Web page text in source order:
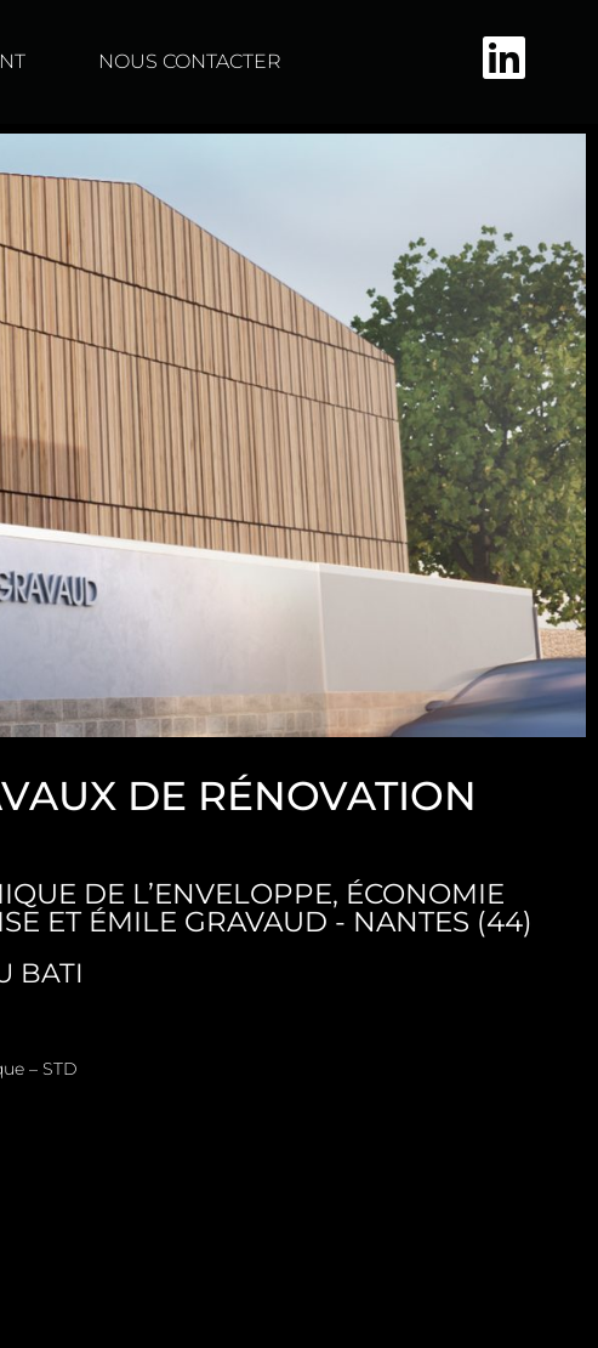
NOUS CONTACTER
DE RÉNOVATION
DE L’ENVELOPPE, ÉCONOMIE
ET ÉMILE GRAVAUD - NANTES (44)
BATI
– STD